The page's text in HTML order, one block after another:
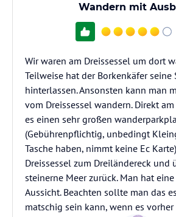
Wandern mit
Wir waren am Dreissessel um dort
Teilweise hat der Borkenkäfer seine
hinterlassen. Ansonsten kann man
vom Dreissessel wandern. Direkt
es einen sehr großen
(Gebührenpflichtig, unbedingt
Tasche haben, nimmt keine Ec
Dreissessel zum Dreiländereck und
steinerne Meer zurück. Man hat
Aussicht. Beachten sollte man das
matschig sein kann, wenn es